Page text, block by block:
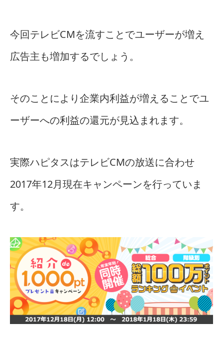
今回テレビCMを流すことでユーザーが増え
広告主も増加するでしょう。
そのことにより企業内利益が増えることでユ
ーザーへの利益の還元が見込まれます。
実際ハピタスはテレビCMの放送に合わせ
2017年12月現在キャンペーンを行っていま
す。